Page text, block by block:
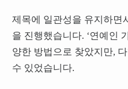
제목에 일관성을 유지하면
을 진행했습니다. ‘연예인
양한 방법으로 찾았지만,
수 있었습니다.